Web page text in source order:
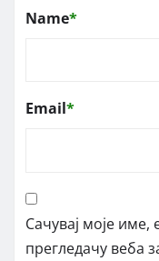
Name*
Email*
Сачувај моје
прегледачу веба